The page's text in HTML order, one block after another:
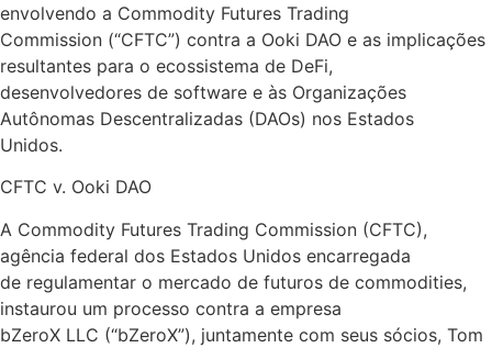
envolvendo a Commodity Futures Trading
Commission (“CFTC”) contra a Ooki DAO e as implicações
resultantes para o ecossistema de DeFi,
desenvolvedores de software e às Organizações
Autônomas Descentralizadas (DAOs) nos Estados
Unidos.
CFTC v. Ooki DAO
A Commodity Futures Trading Commission (CFTC),
agência federal dos Estados Unidos encarregada
de regulamentar o mercado de futuros de commodities,
instaurou um processo contra a empresa
bZeroX LLC (“bZeroX”), juntamente com seus sócios, Tom